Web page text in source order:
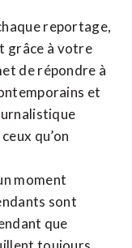
reportage,
grâce à votre
de répondre à
et
qu’on
moment
sont
que